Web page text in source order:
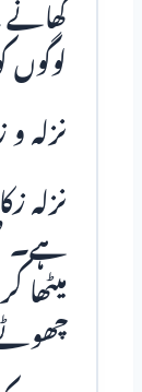
لوگوں
نزلہ
نزلہ
ہے۔